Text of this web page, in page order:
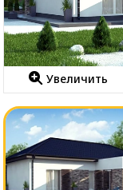
Увеличить